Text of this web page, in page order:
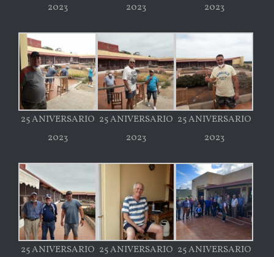
2023
2023
2023
25 ANIVERSARIO
2023
25 ANIVERSARIO
2023
25 ANIVERSARIO
2023
25 ANIVERSARIO 25 ANIVERSARIO 25 ANIVERSARIO